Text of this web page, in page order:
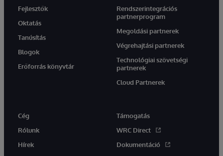
Fejlesztők
Oktatás
Tanúsítás
Blogok
Erőforrás könyvtár
Rendszerintegrációs
partnerprogram
Megoldási partnerek
Végrehajtási partnerek
Technológiai szövetségi
partnerek
Cloud Partnerek
Cég
Rólunk
Hírek
Támogatás
WRC Direct
Dokumentáció